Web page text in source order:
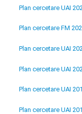
Plan cercetare UAI
Plan cercetare FM
Plan cercetare UAI
Plan cercetare UAI
Plan cercetare UAI
Plan cercetare UAI